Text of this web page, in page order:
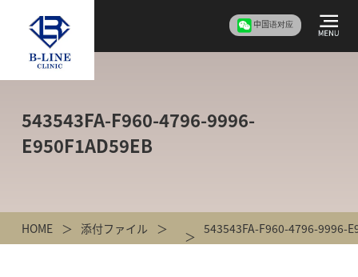
中国语对应
543543FA-F960-4796-9996-
E950F1AD59EB
HOME 添付ファイル 543543FA-F960-4796-9996-